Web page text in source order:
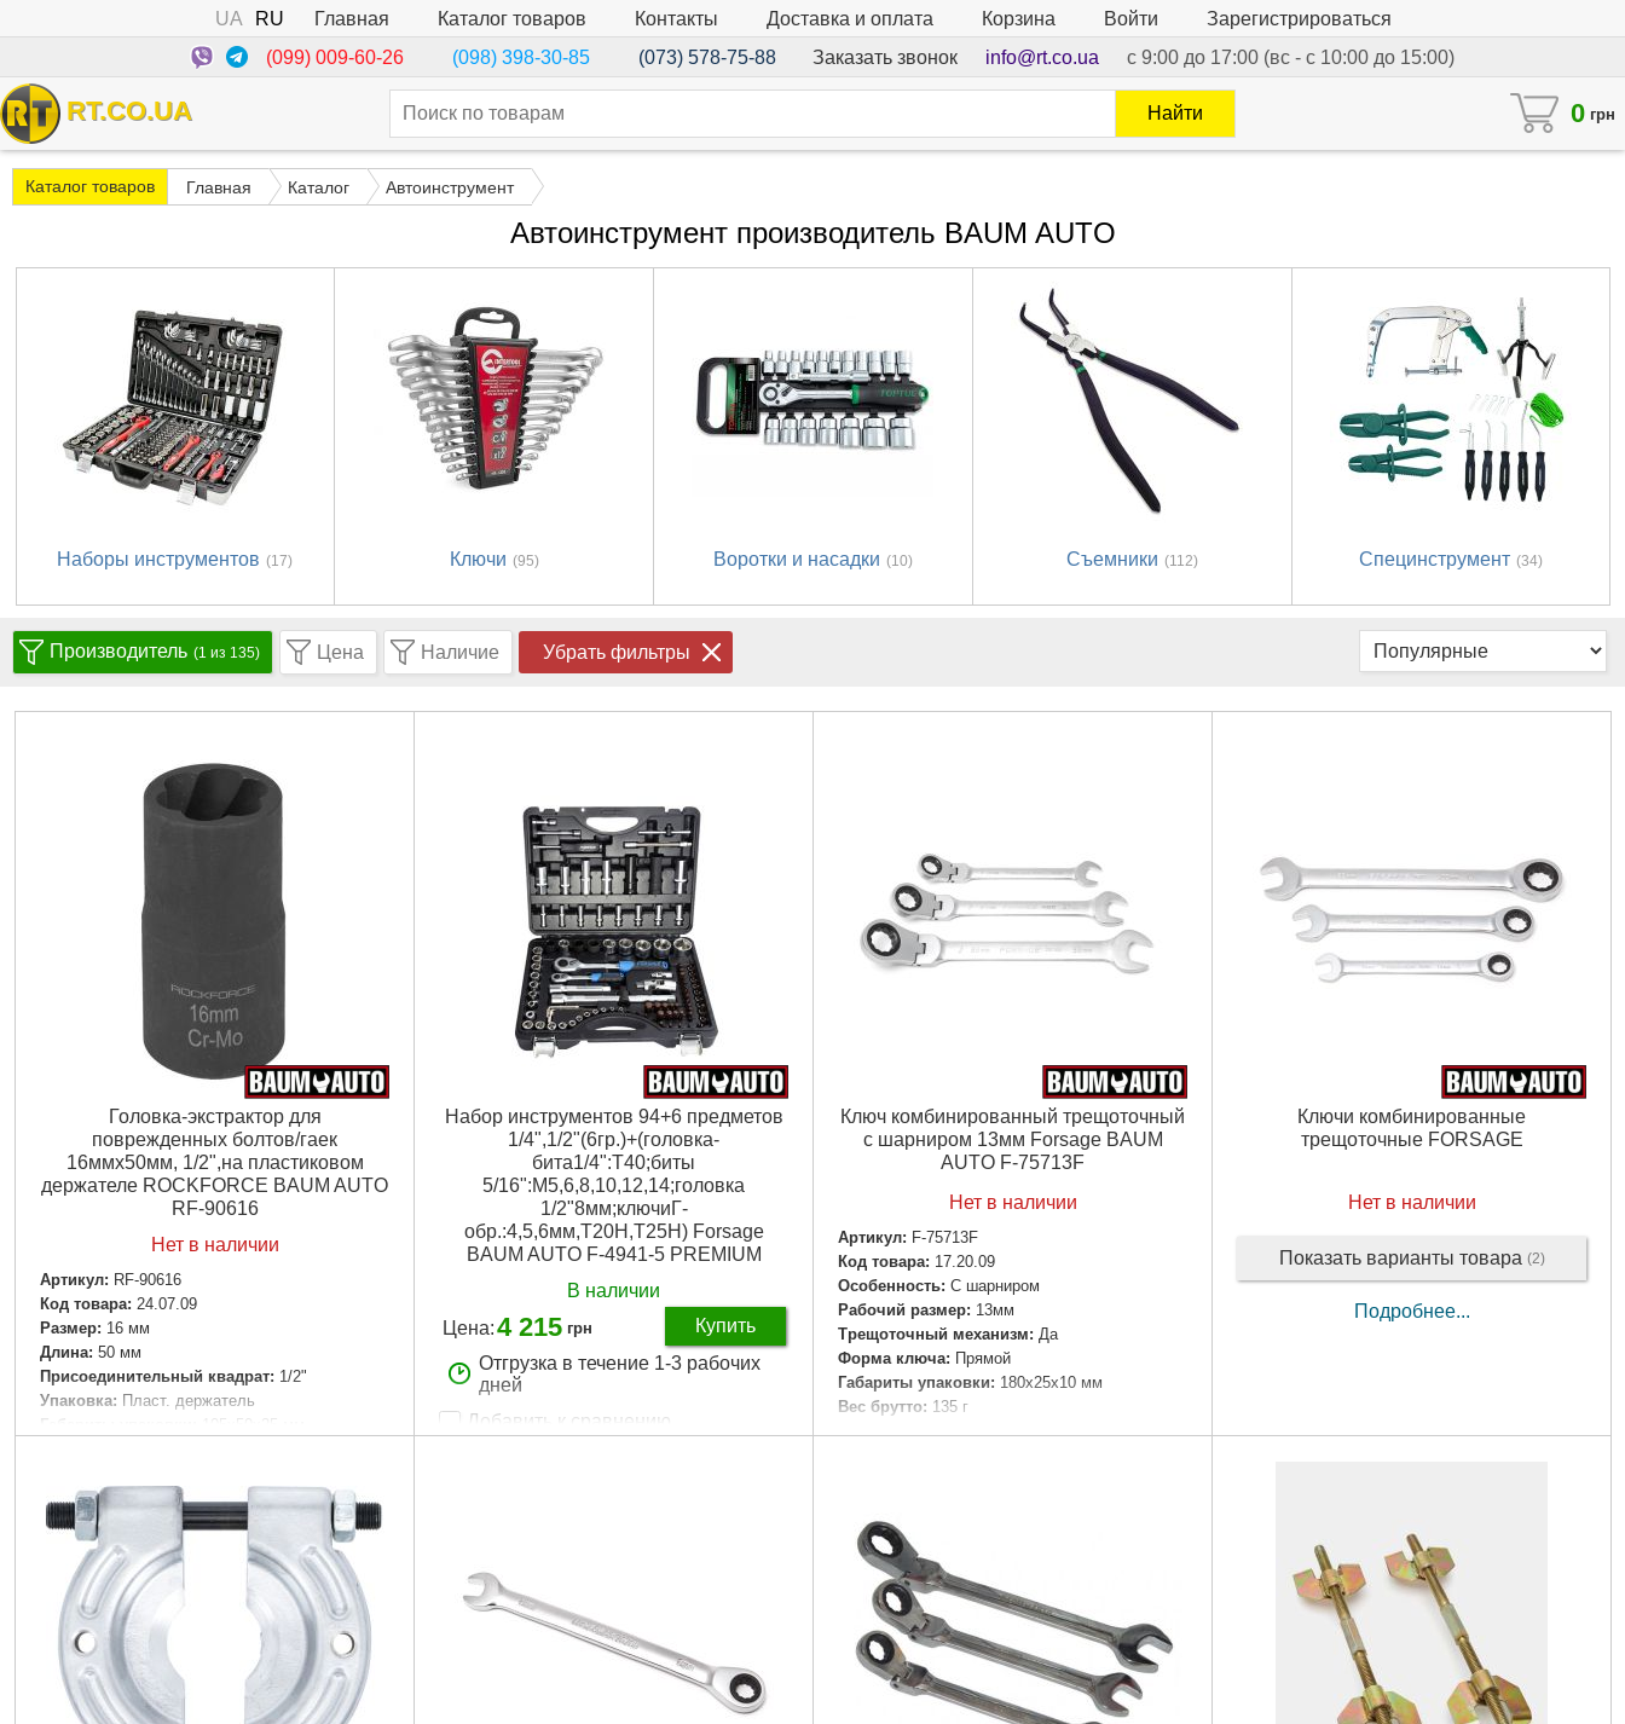
UA RU Главная Каталог товаров Контакты Доставка и оплата Корзина Войти
Зарегистрироваться
(099) 009-60-26
(098) 398-30-85 (073) 578-75-88 Заказать звонок info@rt.co.ua с 9:00 до 17:00 (вс - с 10:00 до 15:00)
RT.CO.UA 0 грн
Найти
Каталог товаров Главная Каталог Автоинструмент
Автоинструмент производитель BAUM AUTO
Наборы инструментов (17) Ключи (95) Воротки и насадки (10) Съемники (112) Специнструмент (34)
Производитель (1 из 135) Цена Наличие Убрать фильтры
Головка-экстрактор для
поврежденных болтов/гаек
16ммх50мм, 1/2",на пластиковом
держателе ROCKFORCE BAUM AUTO
RF-90616
Нет в наличии
Артикул: RF-90616
Код товара: 24.07.09
Размер: 16 мм
Длина: 50 мм
Присоединительный квадрат: 1/2"
Упаковка: Пласт. держатель
Подробнее...
Набор инструментов 94+6 предметов
1/4",1/2"(6гр.)+(головка-
бита1/4":T40;биты
5/16":М5,6,8,10,12,14;головка
1/2"8мм;ключиГ-
обр.:4,5,6мм,T20H,T25H) Forsage
BAUM AUTO F-4941-5 PREMIUM
В наличии
Цена:4 215 грн
Купить
Отгрузка в течение 1-3 рабочих
дней
Добавить к сравнению
Ураковка:
Габариты упаковки:
Вес брутто: 7,400 г
Подробнее...
Ключ комбинированный трещоточный
с шарниром 13мм Forsage BAUM
AUTO F-75713F
Нет в наличии
Артикул: F-75713F
Код товара: 17.20.09
Особенность: С шарниром
Рабочий размер: 13мм
Трещоточный механизм: Да
Форма ключа: Прямой
Габариты упаковки: 180x25x10 мм
Вес брутто: 135 г
Ключи комбинированные
трещоточные FORSAGE
Нет в наличии
Показать варианты товара (2)
Подробнее...